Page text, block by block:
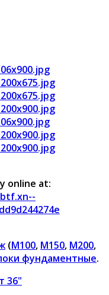
online at:
(М100, М150, М200,
фундаментные.
36"